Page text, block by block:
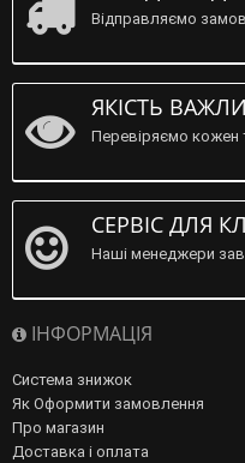
Відправляємо
ЯКІСТЬ
Перевіряємо кожен
СЕРВІС ДЛЯ
Наші менеджери
ІНФОРМАЦІЯ
Система знижок
Як Оформити замовлення
Про магазин
Доставка і оплата